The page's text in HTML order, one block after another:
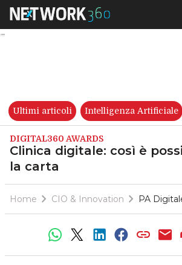
Clinica
Ultimi articoli Intelligenza Artificiale
DIGITAL360 AWARDS
Clinica digitale: così è
la carta
Home CIO & Innovation PA